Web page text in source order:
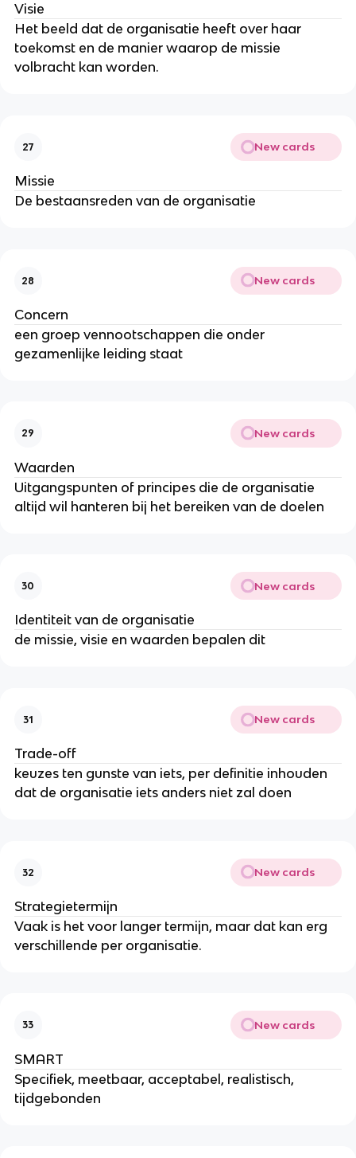
Visie
Het beeld dat de organisatie heeft over haar
toekomst en de manier waarop de missie
volbracht kan worden.
27 New cards
Missie
De bestaansreden van de organisatie
28 New cards
Concern
een groep vennootschappen die onder
gezamenlijke leiding staat
29 New cards
Waarden
Uitgangspunten of principes die de organisatie
altijd wil hanteren bij het bereiken van de doelen
30 New cards
Identiteit van de organisatie
de missie, visie en waarden bepalen dit
31 New cards
Trade-off
keuzes ten gunste van iets, per definitie inhouden
dat de organisatie iets anders niet zal doen
32 New cards
Strategietermijn
Vaak is het voor langer termijn, maar dat kan erg
verschillende per organisatie.
33 New cards
SMART
Specifiek, meetbaar, acceptabel, realistisch,
tijdgebonden